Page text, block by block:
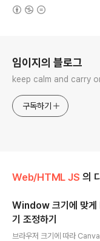
임이지의 블로그
keep calm and carry
구독하기
Web/HTML JS 의
Window 크기에 맞
기 조정하기
브라우저 크기에 따라